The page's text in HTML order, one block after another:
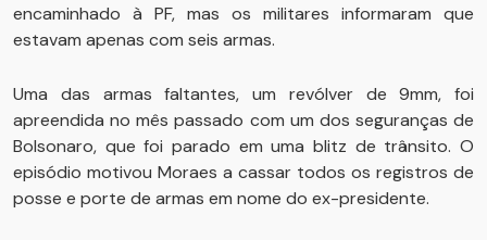
encaminhado à PF, mas os militares informaram que
estavam apenas com seis armas.
Uma das armas faltantes, um revólver de 9mm, foi
apreendida no mês passado com um dos seguranças de
Bolsonaro, que foi parado em uma blitz de trânsito. O
episódio motivou Moraes a cassar todos os registros de
posse e porte de armas em nome do ex-presidente.